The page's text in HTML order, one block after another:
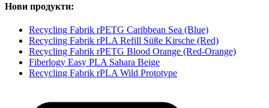
Нови продукти:
Recycling Fabrik rPETG Caribbean Sea (Blue)
Recycling Fabrik rPLA Refill Süße Kirsche (Red)
Recycling Fabrik rPETG Blood Orange (Red-Orange)
Fiberlogy Easy PLA Sahara Beige
Recycling Fabrik rPLA Wild Prototype